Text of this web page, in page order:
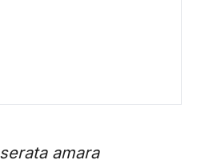
amara